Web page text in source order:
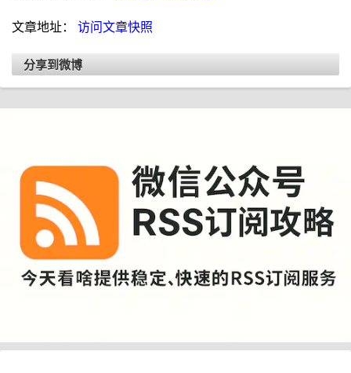
文章地址： 访问文章快照
分享到微博